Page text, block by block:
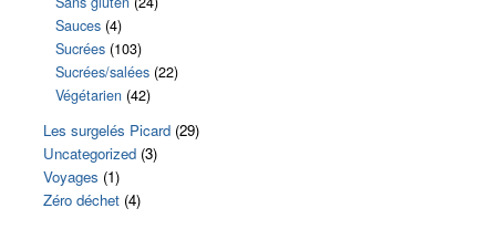
Sauces (4)
Sucrées (103)
Sucrées/salées (22)
Végétarien (42)
Les surgelés Picard (29)
Uncategorized (3)
Voyages (1)
Zéro déchet (4)